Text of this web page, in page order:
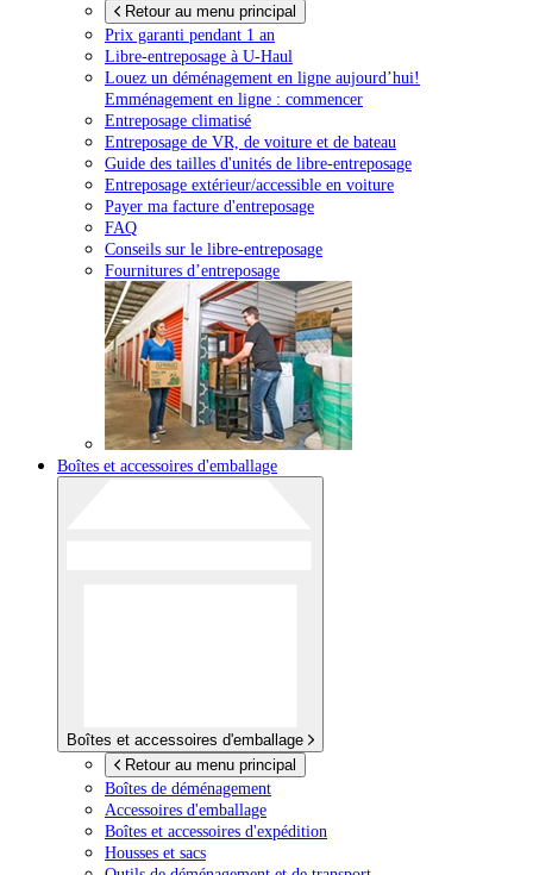
Retour au menu principal
Prix garanti pendant 1 an
Libre-entreposage à U-Haul
Louez un déménagement en ligne aujourd’hui!
Emménagement en ligne : commencer
Entreposage climatisé
Entreposage de VR, de voiture et de bateau
Guide des tailles d'unités de libre-entreposage
Entreposage extérieur/accessible en voiture
Payer ma facture d'entreposage
FAQ
Conseils sur le libre-entreposage
Fournitures d’entreposage
Boîtes et accessoires d'emballage
Boîtes et accessoires d'emballage
Retour au menu principal
Boîtes de déménagement
Accessoires d'emballage
Boîtes et accessoires d'expédition
Housses et sacs